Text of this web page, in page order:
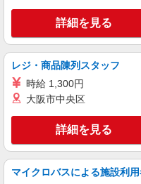
株式会社kotrio /●UT-H-
向かう先
サポート
時給
足利
キープ
派遣社員
詳細を見る
レジ・商品陳列スタッフ
時給 1,300円
大阪市中央区
詳細を見る
マイクロバスによる施設利